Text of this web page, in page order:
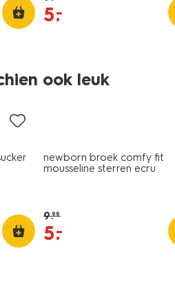
5.
–
ook leuk
sale
newborn broek comfy fit
mousseline sterren ecru
9.99
5.
–